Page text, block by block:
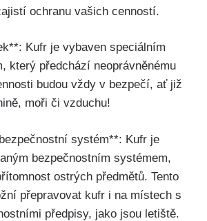
ochranu vašich ⁢cenností.
Kufr je vybaven speciálním
který předchází neoprávněnému
budou vždy v bezpečí, ať již
‌moři či vzduchu!
systém**: Kufr je​
bezpečnostním systémem,
ostrých předmětů. Tento
přepravovat kufr i na místech s
předpisy, jako jsou letiště.